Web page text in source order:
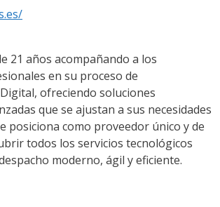
21 años acompañando a los
en su proceso de
ofreciendo soluciones
que se ajustan a sus necesidades
posiciona como proveedor único y de
todos los servicios tecnológicos
moderno, ágil y eficiente.